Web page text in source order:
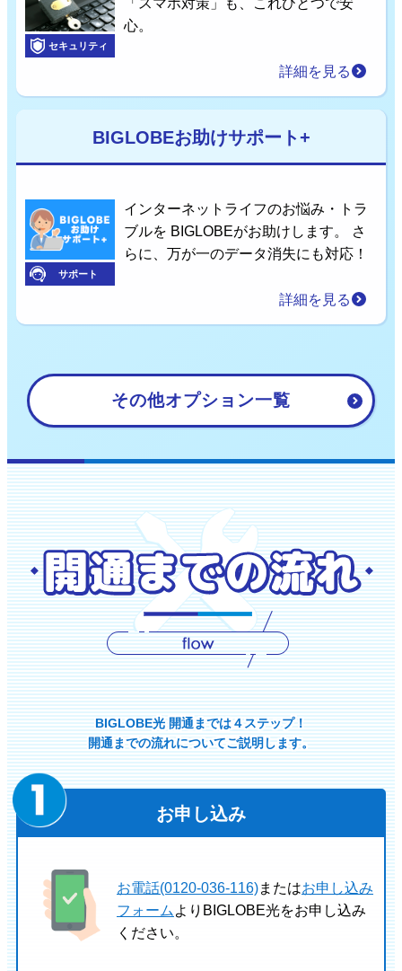
セキュリティ
「スマホ対策」も、これひとつで安
心。
詳細を見る
サポート
BIGLOBEお助けサポート+
インターネットライフのお悩み・トラ
ブルを BIGLOBEがお助けします。 さ
らに、万が一のデータ消失にも対応！
詳細を見る
その他オプション一覧
BIGLOBE光 開通までは４ステップ！
開通までの流れについてご説明します。
お申し込み
お電話(0120-036-116)またはお申し込み
フォーム よりBIGLOBE光をお申し込み
ください。